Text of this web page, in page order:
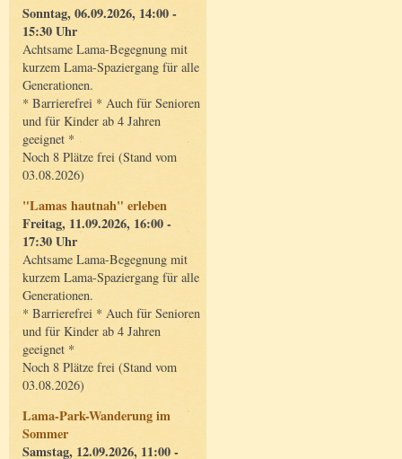
Sonntag, 06.09.2026, 14:00 -
15:30 Uhr
Achtsame Lama-Begegnung mit
kurzem Lama-Spaziergang für alle
Generationen.
* Barrierefrei * Auch für Senioren
und für Kinder ab 4 Jahren
geeignet *
Noch 8 Plätze frei (Stand vom
03.08.2026)
"Lamas hautnah" erleben
Freitag, 11.09.2026, 16:00 -
17:30 Uhr
Achtsame Lama-Begegnung mit
kurzem Lama-Spaziergang für alle
Generationen.
* Barrierefrei * Auch für Senioren
und für Kinder ab 4 Jahren
geeignet *
Noch 8 Plätze frei (Stand vom
03.08.2026)
Lama-Park-Wanderung im
Sommer
Samstag, 12.09.2026, 11:00 -